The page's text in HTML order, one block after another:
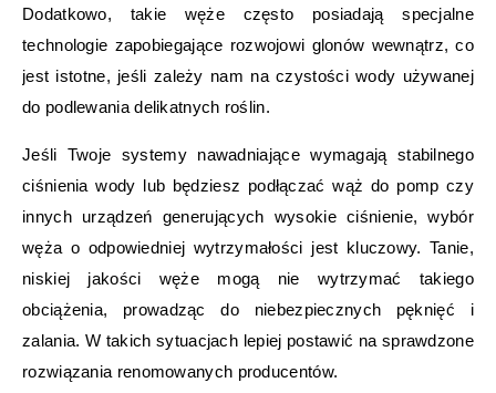
Dodatkowo, takie węże często posiadają specjalne
technologie zapobiegające rozwojowi glonów wewnątrz, co
jest istotne, jeśli zależy nam na czystości wody używanej
do podlewania delikatnych roślin.
Jeśli Twoje systemy nawadniające wymagają stabilnego
ciśnienia wody lub będziesz podłączać wąż do pomp czy
innych urządzeń generujących wysokie ciśnienie, wybór
węża o odpowiedniej wytrzymałości jest kluczowy. Tanie,
niskiej jakości węże mogą nie wytrzymać takiego
obciążenia, prowadząc do niebezpiecznych pęknięć i
zalania. W takich sytuacjach lepiej postawić na sprawdzone
rozwiązania renomowanych producentów.